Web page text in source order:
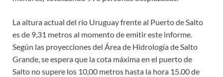
La altura actual del río Uruguay frente al Puerto de Salto
es de 9,31 metros al momento de emitir este informe.
Según las proyecciones del Área de Hidrología de Salto
Grande, se espera que la cota máxima en el puerto de
Salto no supere los 10,00 metros hasta la hora 15.00 de